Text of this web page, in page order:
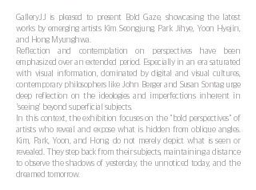
GalleryJJ is pleased to present Bold Gaze, showcasing the latest
works by emerging artists Kim Seongjung, Park Jihye, Yoon Hyejin,
and Hong Myunghwa.
Reflection and contemplation on perspectives have been
emphasized over an extended period. Especially in an era saturated
with visual information, dominated by digital and visual cultures,
contemporary philosophers like John Berger and Susan Sontag urge
deep reflection on the ideologies and imperfections inherent in
'seeing' beyond superficial subjects.
In this context, the exhibition focuses on the "bold perspectives" of
artists who reveal and expose what is hidden from oblique angles.
Kim, Park, Yoon, and Hong, do not merely depict what is seen or
revealed. They step back from their subjects, maintaining a distance
to observe the shadows of yesterday, the unnoticed today, and the
dreamed tomorrow.